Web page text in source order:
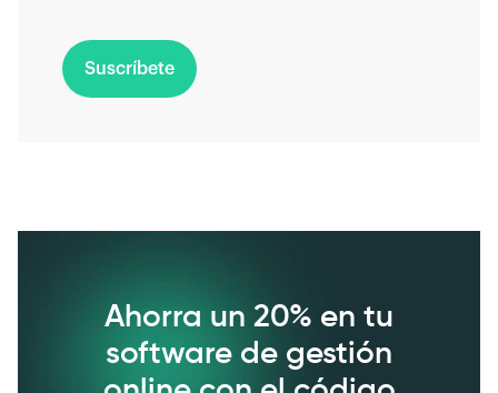
Suscríbete
Ahorra un 20% en tu
software de gestión